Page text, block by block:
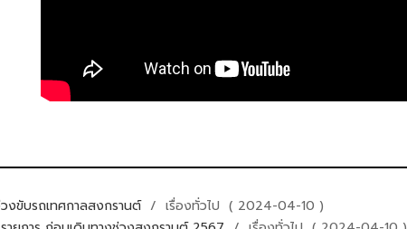
งขับรถเทศกาลสงกรานต์ / เรื่องทั่วไป ( 2024-04-10 )